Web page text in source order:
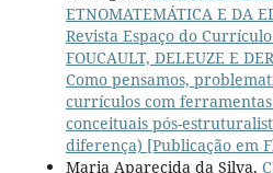
ETNOMATEMÁTICA E DA
Revista Espaço do
FOUCAULT, DELEUZE E
Como pensamos,
currículos com
conceituais pós-
diferença) [Publicação em
Maria Aparecida da Silva,